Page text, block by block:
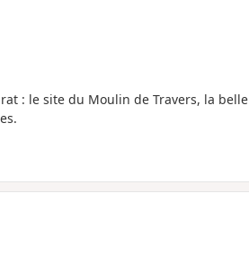
: le site du Moulin de Travers, la belle